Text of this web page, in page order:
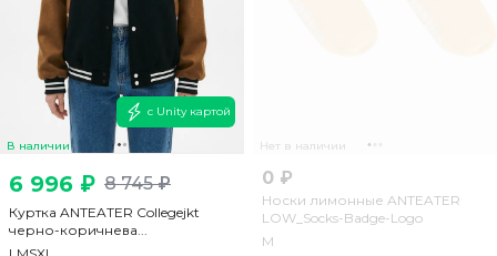
В наличии
с Unity картой
6 996 ₽ 8 745 ₽
Куртка ANTEATER Collegejkt
черно-коричнева...
Нет в наличии
0 ₽
Носки лимонные ANTEATER
LOW_Socks-Badge-Logo
M